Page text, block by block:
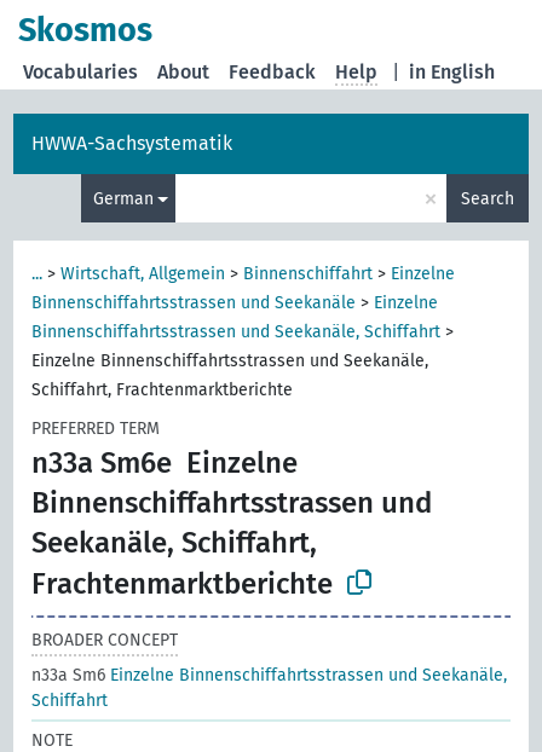
Skosmos
in English
Vocabularies About Feedback Help
HWWA-Sachsystematik
German × Search
... >Wirtschaft, Allgemein > Binnenschiffahrt > Einzelne
Binnenschiffahrtsstrassen und Seekanäle > Einzelne
Binnenschiffahrtsstrassen und Seekanäle, Schiffahrt >
Einzelne Binnenschiffahrtsstrassen und Seekanäle,
Schiffahrt, Frachtenmarktberichte
PREFERRED TERM
n33a Sm6e Einzelne
Binnenschiffahrtsstrassen und
Seekanäle, Schiffahrt,
Frachtenmarktberichte
BROADER CONCEPT
n33a Sm6 Einzelne Binnenschiffahrtsstrassen und Seekanäle,
Schiffahrt
NOTE